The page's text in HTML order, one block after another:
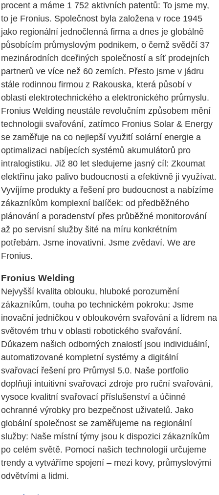
procent a máme 1 752 aktivních patentů: To jsme my,
to je Fronius. Společnost byla založena v roce 1945
jako regionální jednočlenná firma a dnes je globálně
působícím průmyslovým podnikem, o čemž svědčí 37
mezinárodních dceřiných společností a síť prodejních
partnerů ve více než 60 zemích. Přesto jsme v jádru
stále rodinnou firmou z Rakouska, která působí v
oblasti elektrotechnického a elektronického průmyslu.
Fronius Welding neustále revolučním způsobem mění
technologii svařování, zatímco Fronius Solar & Energy
se zaměřuje na co nejlepší využití solární energie a
optimalizaci nabíjecích systémů akumulátorů pro
intralogistiku. Již 80 let sledujeme jasný cíl: Zkoumat
elektřinu jako palivo budoucnosti a efektivně ji využívat.
Vyvíjíme produkty a řešení pro budoucnost a nabízíme
zákazníkům komplexní balíček: od předběžného
plánování a poradenství přes průběžné monitorování
až po servisní služby šité na míru konkrétním
potřebám. Jsme inovativní. Jsme zvědaví. We are
Fronius.
Fronius Welding
Nejvyšší kvalita oblouku, hluboké porozumění
zákazníkům, touha po technickém pokroku: Jsme
inovační jedničkou v obloukovém svařování a lídrem na
světovém trhu v oblasti robotického svařování.
Důkazem našich odborných znalostí jsou individuální,
automatizované kompletní systémy a digitální
svařovací řešení pro Průmysl 5.0. Naše portfolio
doplňují intuitivní svařovací zdroje pro ruční svařování,
vysoce kvalitní svařovací příslušenství a účinné
ochranné výrobky pro bezpečnost uživatelů. Jako
globální společnost se zaměřujeme na regionální
služby: Naše místní týmy jsou k dispozici zákazníkům
po celém světě. Pomocí našich technologií určujeme
trendy a vytváříme spojení – mezi kovy, průmyslovými
odvětvími a lidmi.